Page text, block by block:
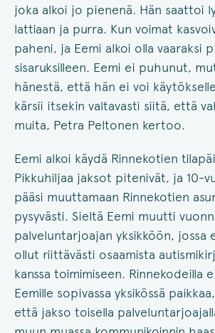
joka alkoi jo pienenä. Hän saattoi
lattiaan ja purra. Kun voimat
paheni, ja Eemi alkoi olla vaaraksi
sisaruksilleen. Eemi ei puhunut,
hänestä, että hän ei voi
kärsii itsekin valtavasti siitä, että
muita, Petra Peltonen kertoo.
Eemi alkoi käydä Rinnekotien
Pikkuhiljaa jaksot pitenivät, ja 10-
pääsi muuttamaan Rinnekotien
pysyvästi. Sieltä Eemi muutti
palveluntarjoajan yksikköön, jossa
ollut riittävästi osaamista
kanssa toimimiseen. Rinnekodeilla
Eemille sopivassa yksikössä
että jakso toisella